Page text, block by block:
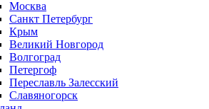
Москва
Санкт Петербург
Крым
Великий Новгород
Волгоград
Петергоф
Переславль Залесский
Славяногорск